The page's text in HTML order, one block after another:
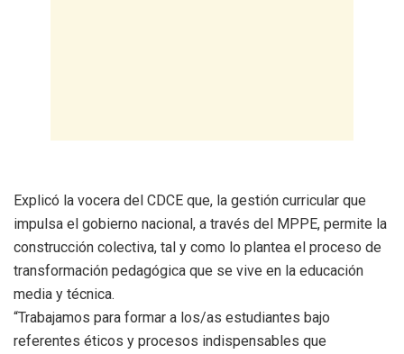
Explicó la vocera del CDCE que, la gestión curricular que
impulsa el gobierno nacional, a través del MPPE, permite la
construcción colectiva, tal y como lo plantea el proceso de
transformación pedagógica que se vive en la educación
media y técnica.
“Trabajamos para formar a los/as estudiantes bajo
referentes éticos y procesos indispensables que